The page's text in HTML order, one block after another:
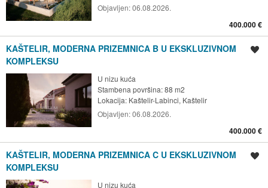
Objavljen:06.08.2026.
400.000 €
KAŠTELIR, MODERNA PRIZEMNICA B U EKSKLUZIVNOM
KOMPLEKSU
U nizu kuća
Stambena površina: 88 m2
Lokacija: Kaštelir-Labinci, Kaštelir
Objavljen:06.08.2026.
400.000 €
KAŠTELIR, MODERNA PRIZEMNICA C U EKSKLUZIVNOM
KOMPLEKSU
U nizu kuća